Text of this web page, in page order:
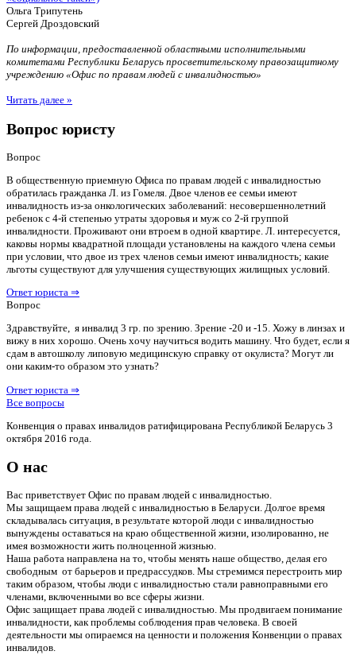
Ольга Трипутень
Сергей Дроздовский
По информации, предоставленной областными исполнительными
комитетами Республики Беларусь просветительскому правозащитному
учреждению «Офис по правам людей с инвалидностью»
Читать далее »
Вопрос юристу
Вопрос
В общественную приемную Офиса по правам людей с инвалидностью
обратилась гражданка Л. из Гомеля. Двое членов ее семьи имеют
инвалидность из-за онкологических заболеваний: несовершеннолетний
ребенок с 4-й степенью утраты здоровья и муж со 2-й группой
инвалидности. Проживают они втроем в одной квартире. Л. интересуется,
каковы нормы квадратной площади установлены на каждого члена семьи
при условии, что двое из трех членов семьи имеют инвалидность; какие
льготы существуют для улучшения существующих жилищных условий.
Ответ юриста ⇒
Вопрос
Здравствуйте, я инвалид 3 гр. по зрению. Зрение -20 и -15. Хожу в линзах и
вижу в них хорошо. Очень хочу научиться водить машину. Что будет, если я
сдам в автошколу липовую медицинскую справку от окулиста? Могут ли
они каким-то образом это узнать?
Ответ юриста ⇒
Все вопросы
Конвенция о правах инвалидов ратифицирована Республикой Беларусь 3
октября 2016 года.
О нас
Вас приветствует Офис по правам людей с инвалидностью.
Мы защищаем права людей с инвалидностью в Беларуси. Долгое время
складывалась ситуация, в результате которой люди с инвалидностью
вынуждены оставаться на краю общественной жизни, изолированно, не
имея возможности жить полноценной жизнью.
Наша работа направлена на то, чтобы менять наше общество, делая его
свободным от барьеров и предрассудков. Мы стремимся перестроить мир
таким образом, чтобы люди с инвалидностью стали равноправными его
членами, включенными во все сферы жизни.
Офис защищает права людей с инвалидностью. Мы продвигаем понимание
инвалидности, как проблемы соблюдения прав человека. В своей
деятельности мы опираемся на ценности и положения Конвенции о правах
инвалидов.